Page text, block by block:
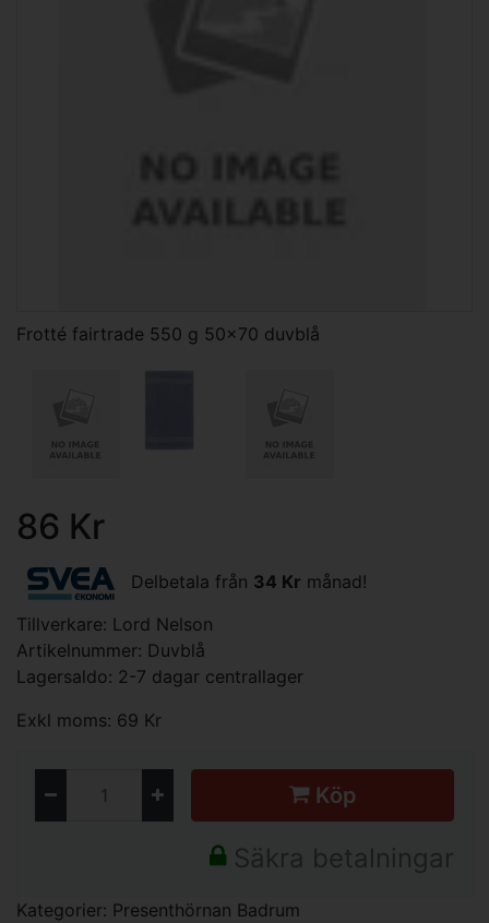
Frotté fairtrade 550 g 50x70 duvblå
86 Kr
Delbetala från 34 Kr månad!
Tillverkare: Lord Nelson
Artikelnummer: Duvblå
Lagersaldo: 2-7 dagar centrallager
Exkl moms: 69 Kr
Köp
Säkra betalningar
Kategorier: Presenthörnan Badrum